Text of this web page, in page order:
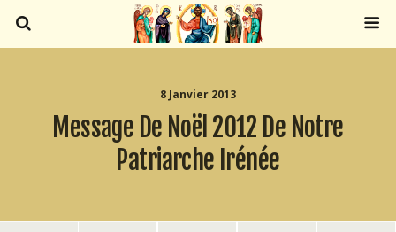
8 Janvier 2013
Message De Noël 2012 De Notre
Patriarche Irénée